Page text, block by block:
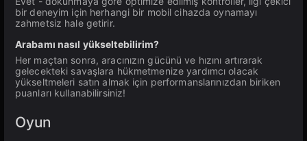
bir deneyim için herhangi bir mobil cihazda oynamayı
zahmetsiz hale getirir.
Arabamı nasıl yükseltebilirim?
Her maçtan sonra, aracınızın gücünü ve hızını artırarak
gelecekteki savaşlara hükmetmenize yardımcı olacak
yükseltmeleri satın almak için performanslarınızdan biriken
puanları kullanabilirsiniz!
Oyun